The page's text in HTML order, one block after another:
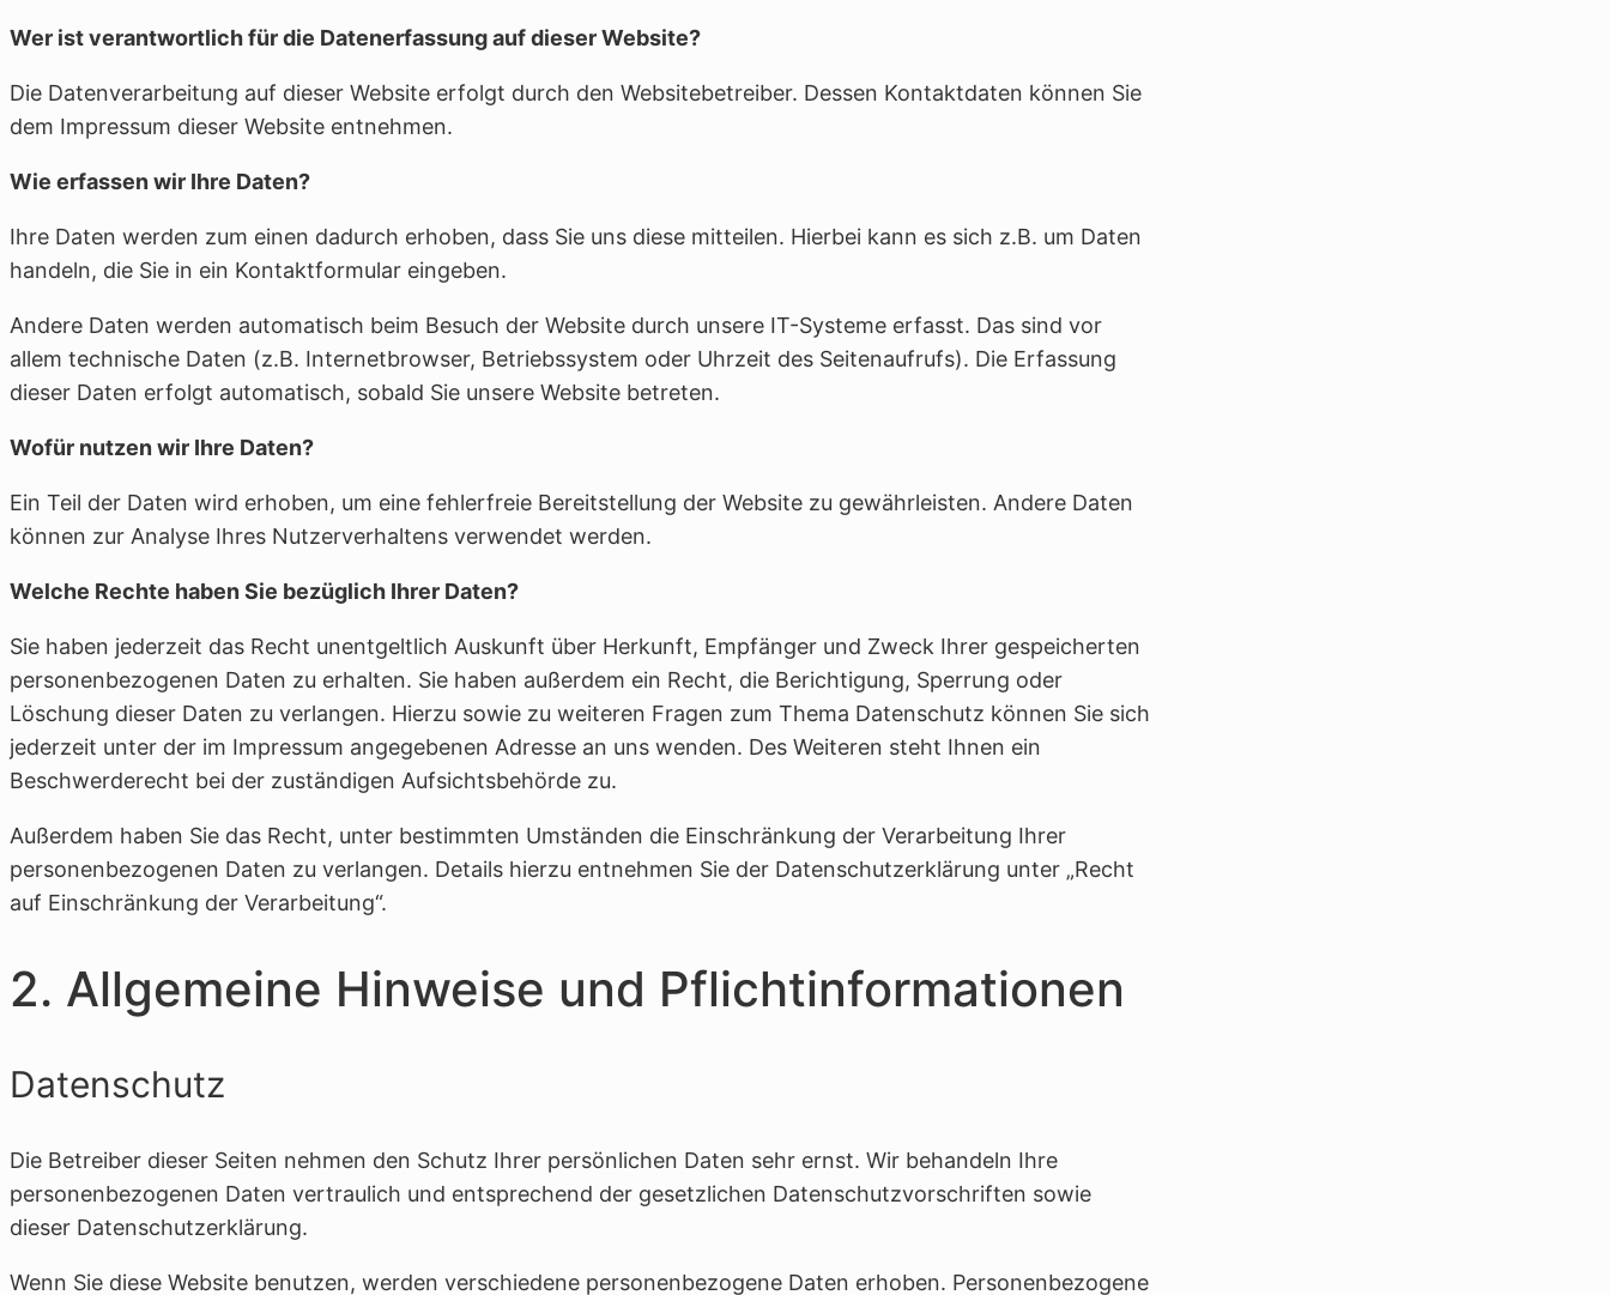
Wer ist verantwortlich für die Datenerfassung auf dieser Website?
Die Datenverarbeitung auf dieser Website erfolgt durch den Websitebetreiber. Dessen Kontaktdaten können Sie
dem Impressum dieser Website entnehmen.
Wie erfassen wir Ihre Daten?
Ihre Daten werden zum einen dadurch erhoben, dass Sie uns diese mitteilen. Hierbei kann es sich z.B. um Daten
handeln, die Sie in ein Kontaktformular eingeben.
Andere Daten werden automatisch beim Besuch der Website durch unsere IT-Systeme erfasst. Das sind vor
allem technische Daten (z.B. Internetbrowser, Betriebssystem oder Uhrzeit des Seitenaufrufs). Die Erfassung
dieser Daten erfolgt automatisch, sobald Sie unsere Website betreten.
Wofür nutzen wir Ihre Daten?
Ein Teil der Daten wird erhoben, um eine fehlerfreie Bereitstellung der Website zu gewährleisten. Andere Daten
können zur Analyse Ihres Nutzerverhaltens verwendet werden.
Welche Rechte haben Sie bezüglich Ihrer Daten?
Sie haben jederzeit das Recht unentgeltlich Auskunft über Herkunft, Empfänger und Zweck Ihrer gespeicherten
personenbezogenen Daten zu erhalten. Sie haben außerdem ein Recht, die Berichtigung, Sperrung oder
Löschung dieser Daten zu verlangen. Hierzu sowie zu weiteren Fragen zum Thema Datenschutz können Sie sich
jederzeit unter der im Impressum angegebenen Adresse an uns wenden. Des Weiteren steht Ihnen ein
Beschwerderecht bei der zuständigen Aufsichtsbehörde zu.
Außerdem haben Sie das Recht, unter bestimmten Umständen die Einschränkung der Verarbeitung Ihrer
personenbezogenen Daten zu verlangen. Details hierzu entnehmen Sie der Datenschutzerklärung unter „Recht
auf Einschränkung der Verarbeitung“.
2. Allgemeine Hinweise und Pflichtinformationen
Datenschutz
Die Betreiber dieser Seiten nehmen den Schutz Ihrer persönlichen Daten sehr ernst. Wir behandeln Ihre
personenbezogenen Daten vertraulich und entsprechend der gesetzlichen Datenschutzvorschriften sowie
dieser Datenschutzerklärung.
Wenn Sie diese Website benutzen, werden verschiedene personenbezogene Daten erhoben. Personenbezogene